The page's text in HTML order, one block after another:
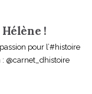
!
pour l’#histoire
@carnet_dhistoire